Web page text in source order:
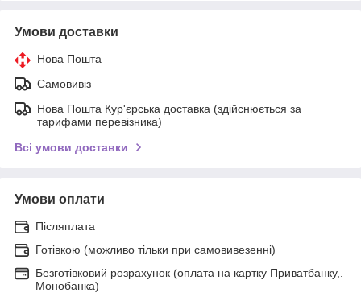
Умови доставки
Нова Пошта
Самовивіз
Нова Пошта Кур'єрська доставка (здійснюється за
тарифами перевізника)
Всі умови доставки
Умови оплати
Післяплата
Готівкою (можливо тільки при самовивезенні)
Безготівковий розрахунок (оплата на картку Приватбанку,.
Монобанка)